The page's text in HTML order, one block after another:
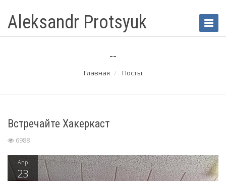
Toggle
Aleksandr Protsyuk
--
Главная Посты
Встречайте Хакеркаст
6988
Апр
23